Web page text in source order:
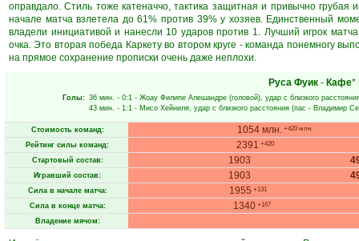
оправдало. Стиль тоже катеначчо, тактика защитная и привычно
начале матча взлетела до 61% против 39% у хозяев. Единственный
владели инициативой и нанесли 10 ударов против 1. Лучший игрок
очка. Это вторая победа Каркету во втором круге - команда понемногу
на прямое сохранение прописки очень даже неплохи.
Руса Фуик - Кафе*
Голы: 36 мин. - 0:1 - Жоау Филипе Алешандре (головой), удар с близкого
43 мин. - 1:1 - Мисо Хейниля, удар с близкого расстояния (пас - Владимир
Стоимость команд: 1054 млн. +420 млн.
Рейтинг силы команд: 2391 +420
Стартовый состав: 1903
Игравший состав: 1903
Сила в начале матча: 1955 +131
Сила в конце матча: 1340+167
Владение мячом: